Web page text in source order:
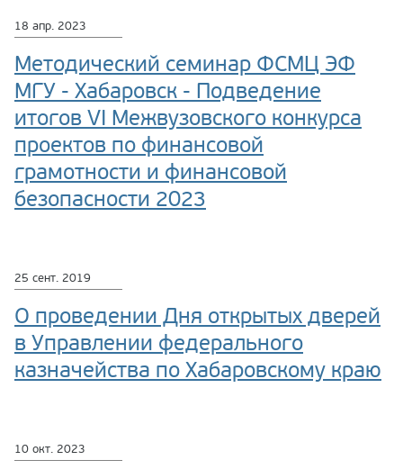
18 апр. 2023
Методический семинар ФСМЦ ЭФ
МГУ - Хабаровск - Подведение
итогов VI Межвузовского конкурса
проектов по финансовой
грамотности и финансовой
безопасности 2023
25 сент. 2019
О проведении Дня открытых дверей
в Управлении федерального
казначейства по Хабаровскому краю
10 окт. 2023